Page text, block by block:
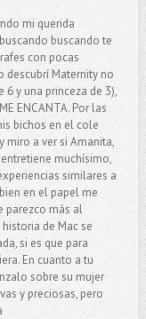
mi querida
buscando te
con pocas
descubrí Maternity no
y una princeza de 3),
ENCANTA. Por las
bichos en el cole
miro a ver si Amanita,
muchísimo,
similares a
en el papel me
parezco más al
de Mac se
si es que para
En cuanto a tu
sobre su mujer
y preciosas, pero